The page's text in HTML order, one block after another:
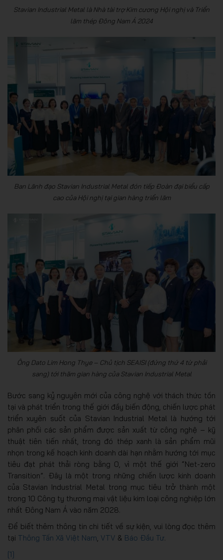
Stavian Industrial Metal là Nhà tài trợ Kim cương Hội nghị và Triển
lãm thép Đông Nam Á 2024
Ban Lãnh đạo Stavian Industrial Metal đón tiếp Đoàn đại biểu cấp
cao của Hội nghị tại gian hàng triển lãm
Ông Dato Lim Hong Thye – Chủ tịch SEAISI (đứng thứ 4 từ phải
sang) tới thăm gian hàng của Stavian Industrial Metal
Bước sang kỷ nguyên mới của công nghệ với thách thức tồn
tại và phát triển trong thế giới đầy biến động, chiến lược phát
triển xuyên suốt của Stavian Industrial Metal là hướng tới
phân phối các sản phẩm được sản xuất từ công nghệ – kỹ
thuật tiên tiến nhất, trong đó thép xanh là sản phẩm mũi
nhọn trong kế hoạch kinh doanh dài hạn nhằm hướng tới mục
tiêu đạt phát thải ròng bằng 0, vì một thế giới “Net-zero
Transition”. Đây là một trong những chiến lược kinh doanh
của Stavian Industrial Metal trong mục tiêu trở thành một
trong 10 Công ty thương mại vật liệu kim loại công nghiệp lớn
nhất Đông Nam Á vào năm 2028.
Để biết thêm thông tin chi tiết về sự kiện, vui lòng đọc thêm
tại Thông Tấn Xã Việt Nam, VTV & Báo Đầu Tư.
[1]